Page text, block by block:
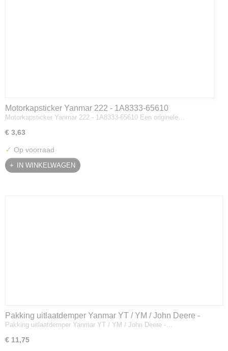
Motorkapsticker Yanmar 222 - 1A8333-65610
Motorkapsticker Yanmar 222 - 1A8333-65610 Een originele…
€ 3,63
✓ Op voorraad
IN WINKELWAGEN
Pakking uitlaatdemper Yanmar YT / YM / John Deere -
128300-13230
Pakking uitlaatdemper Yanmar YT / YM / John Deere -…
€ 11,75